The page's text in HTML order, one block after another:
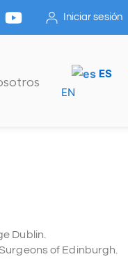
Y
o
u
Iniciar sesión
ES
EN
Dublin.
of Edinburgh.